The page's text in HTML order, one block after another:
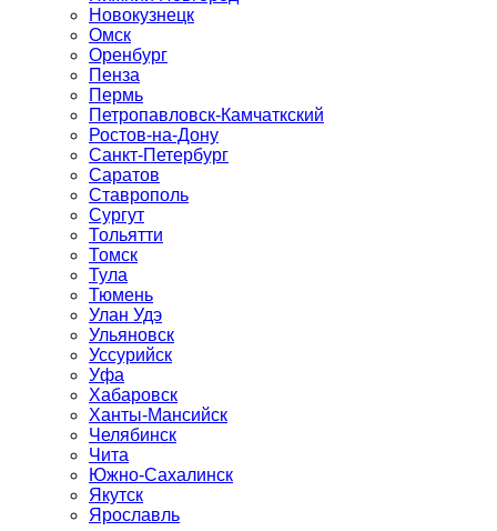
Новокузнецк
Омск
Оренбург
Пенза
Пермь
Петропавловск-Камчаткский
Ростов-на-Дону
Санкт-Петербург
Саратов
Ставрополь
Сургут
Тольятти
Томск
Тула
Тюмень
Улан Удэ
Ульяновск
Уссурийск
Уфа
Хабаровск
Ханты-Мансийск
Челябинск
Чита
Южно-Cахалинск
Якутск
Ярославль